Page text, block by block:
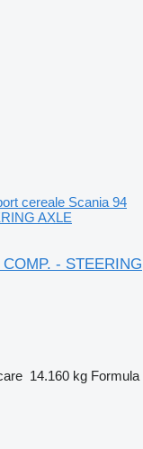
cereale Scania 94
AXLE
- STEERING
14.160 kg Formula